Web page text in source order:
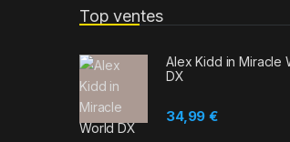
Top ventes
Alex Kidd in Miracle
DX
34,99€